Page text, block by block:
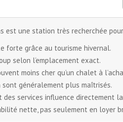
est une station très recherchée
forte grâce au tourisme hivernal.
selon l’emplacement exact.
moins cher qu’un chalet à
sont généralement plus maîtrisés.
des services influence directement
nette, pas seulement en loyer